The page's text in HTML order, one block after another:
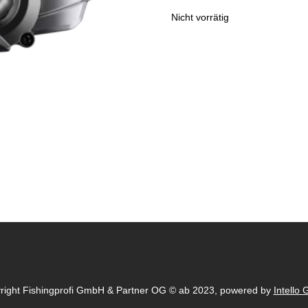
Nicht vorrätig
Fishingprofi GmbH & Partner OG © ab 2023, powered by Intello